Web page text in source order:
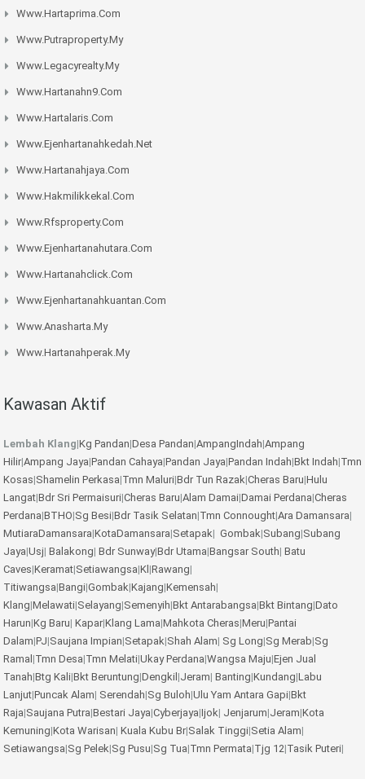
Www.hartaprima.com
Www.putraproperty.my
Www.legacyrealty.my
Www.hartanahn9.com
Www.hartalaris.com
Www.ejenhartanahkedah.net
Www.hartanahjaya.com
Www.hakmilikkekal.com
Www.rfsproperty.com
Www.ejenhartanahutara.com
Www.hartanahclick.com
Www.ejenhartanahkuantan.com
Www.anasharta.my
Www.hartanahperak.my
Kawasan Aktif
Lembah Klang|Kg Pandan|Desa Pandan|AmpangIndah|Ampang
Hilir|Ampang Jaya|Pandan Cahaya|Pandan Jaya|Pandan Indah|Bkt Indah|Tmn
Kosas|Shamelin Perkasa|Tmn Maluri|Bdr Tun Razak|Cheras Baru|Hulu
Langat|Bdr Sri Permaisuri|Cheras Baru|Alam Damai|Damai Perdana|Cheras
Perdana|BTHO|Sg Besi|Bdr Tasik Selatan|Tmn Connought|Ara Damansara|
MutiaraDamansara|KotaDamansara|Setapak| Gombak|Subang|Subang
Jaya|Usj| Balakong| Bdr Sunway|Bdr Utama|Bangsar South| Batu
Caves|Keramat|Setiawangsa|Kl |Rawang|
Titiwangsa|Bangi|Gombak|Kajang|Kemensah|
Klang|Melawati|Selayang|Semenyih|Bkt Antarabangsa|Bkt Bintang|Dato
Harun|Kg Baru| Kapar|Klang Lama|Mahkota Cheras|Meru|Pantai
Dalam|PJ|Saujana Impian|Setapak|Shah Alam| Sg Long|Sg Merab|Sg
Ramal |Tmn Desa|Tmn Melati|Ukay Perdana|Wangsa Maju|Ejen Jual
Tanah|Btg Kali|Bkt Beruntung|Dengkil |Jeram| Banting|Kundang|Labu
Lanjut|Puncak Alam| Serendah|Sg Buloh|Ulu Yam Antara Gapi|Bkt
Raja|Saujana Putra|Bestari Jaya|Cyberjaya|Ijok| Jenjarum|Jeram|Kota
Kemuning|Kota Warisan| Kuala Kubu Br|Salak Tinggi|Setia Alam|
Setiawangsa|Sg Pelek|Sg Pusu|Sg Tua|Tmn Permata|Tjg 12|Tasik Puteri|